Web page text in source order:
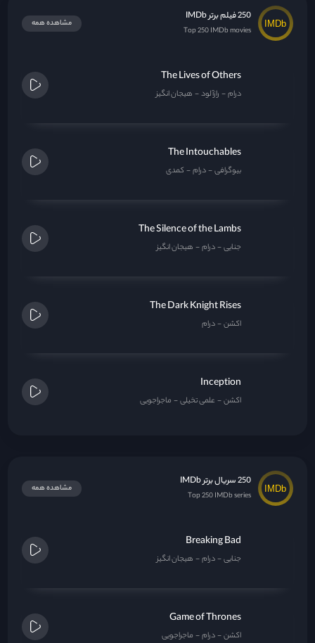
250 فیلم برتر IMDb
Top 250 IMDb movies
مشاهده همه
The Lives of Others
درام رازآلود هیجان انگیز
The Intouchables
بیوگرافی درام کمدی
The Silence of the Lambs
جنایی درام هیجان انگیز
The Dark Knight Rises
اکشن درام
Inception
اکشن علمی تخیلی ماجراجویی
250 سریال برتر IMDb
Top 250 IMDb series
مشاهده همه
Breaking Bad
جنایی درام هیجان انگیز
Game of Thrones
اکشن درام ماجراجویی